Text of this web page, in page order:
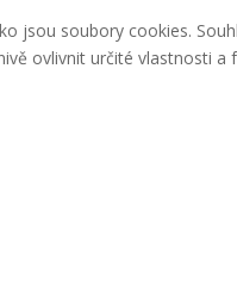
jsou soubory cookies.
ovlivnit určité vlastnosti a